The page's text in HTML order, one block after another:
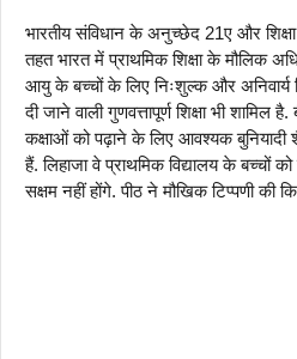
भारतीय संविधान के अनुच्छेद 21ए और
तहत भारत में प्राथमिक शिक्षा के मौलिक
आयु के बच्चों के लिए निःशुल्क और अनिवार्य
दी जाने वाली गुणवत्तापूर्ण शिक्षा भी शामिल
कक्षाओं को पढ़ाने के लिए आवश्यक बुनियादी
हैं. लिहाजा वे प्राथमिक विद्यालय के बच्चों को
सक्षम नहीं होंगे. पीठ ने मौखिक टिप्पणी